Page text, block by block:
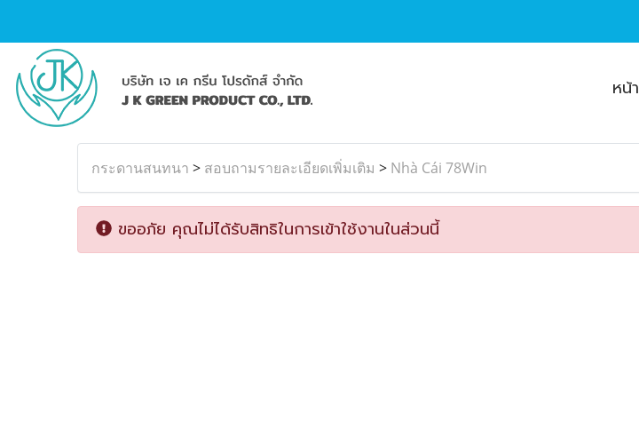
หน้
กระดานสนทนา > สอบถามรายละเอียดเพิ่มเติม > Nhà Cái 78Win
ขออภัย คุณไม่ได้รับสิทธิในการเข้าใช้งานในส่วนนี้